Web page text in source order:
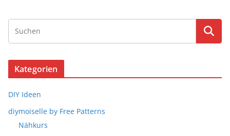
Kategorien
DIY Ideen
diymoiselle by Free Patterns
Nähkurs